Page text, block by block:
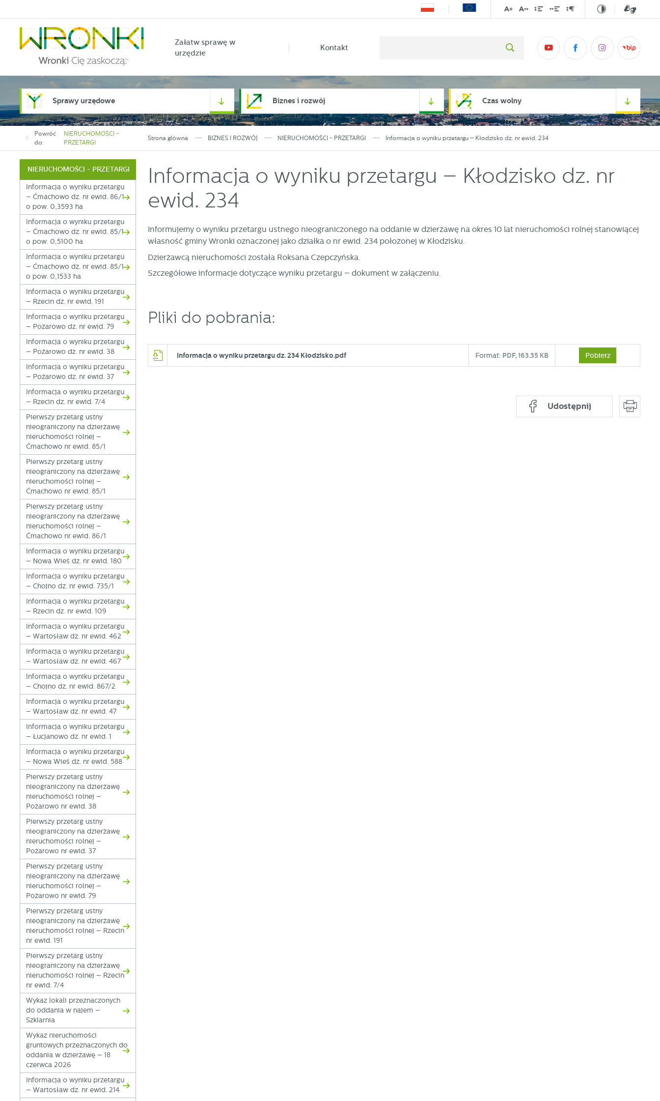
Załatw sprawę w
urzędzie
Kontakt
Sprawy urzędowe Biznes i rozwój Czas wolny
Powróć
do:
NIERUCHOMOŚCI -
PRZETARGI
Strona główna BIZNES I ROZWÓJ NIERUCHOMOŚCI - PRZETARGI Informacja o wyniku przetargu – Kłodzisko dz. nr ewid. 234
NIERUCHOMOŚCI - PRZETARGI
Informacja o wyniku przetargu
– Ćmachowo dz. nr ewid. 86/1
o pow. 0,3593 ha
Informacja o wyniku przetargu
– Ćmachowo dz. nr ewid. 85/1
o pow. 0,5100 ha
Informacja o wyniku przetargu
– Ćmachowo dz. nr ewid. 85/1
o pow. 0,1533 ha
Informacja o wyniku przetargu
– Rzecin dz. nr ewid. 191
Informacja o wyniku przetargu
– Pożarowo dz. nr ewid. 79
Informacja o wyniku przetargu
– Pożarowo dz. nr ewid. 38
Informacja o wyniku przetargu
– Pożarowo dz. nr ewid. 37
Informacja o wyniku przetargu
– Rzecin dz. nr ewid. 7/4
Pierwszy przetarg ustny
nieograniczony na dzierżawę
nieruchomości rolnej –
Ćmachowo nr ewid. 85/1
Pierwszy przetarg ustny
nieograniczony na dzierżawę
nieruchomości rolnej –
Ćmachowo nr ewid. 85/1
Pierwszy przetarg ustny
nieograniczony na dzierżawę
nieruchomości rolnej –
Ćmachowo nr ewid. 86/1
Informacja o wyniku przetargu
– Nowa Wieś dz. nr ewid. 180
Informacja o wyniku przetargu
– Chojno dz. nr ewid. 735/1
Informacja o wyniku przetargu
– Rzecin dz. nr ewid. 109
Informacja o wyniku przetargu
– Wartosław dz. nr ewid. 462
Informacja o wyniku przetargu
– Wartosław dz. nr ewid. 467
Informacja o wyniku przetargu
– Chojno dz. nr ewid. 867/2
Informacja o wyniku przetargu
– Wartosław dz. nr ewid. 47
Informacja o wyniku przetargu
– Łucjanowo dz. nr ewid. 1
Informacja o wyniku przetargu
– Nowa Wieś dz. nr ewid. 588
Pierwszy przetarg ustny
nieograniczony na dzierżawę
nieruchomości rolnej –
Pożarowo nr ewid. 38
Pierwszy przetarg ustny
nieograniczony na dzierżawę
nieruchomości rolnej –
Pożarowo nr ewid. 37
Pierwszy przetarg ustny
nieograniczony na dzierżawę
nieruchomości rolnej –
Pożarowo nr ewid. 79
Pierwszy przetarg ustny
nieograniczony na dzierżawę
nieruchomości rolnej – Rzecin
nr ewid. 191
Pierwszy przetarg ustny
nieograniczony na dzierżawę
nieruchomości rolnej – Rzecin
nr ewid. 7/4
Wykaz lokali przeznaczonych
do oddania w najem –
Szklarnia
Wykaz nieruchomości
gruntowych przeznaczonych do
oddania w dzierżawę – 18
czerwca 2026
Informacja o wyniku przetargu
– Wartosław dz. nr ewid. 214
Informacja o wyniku przetargu – Kłodzisko dz. nr
ewid. 234
Informujemy o wyniku przetargu ustnego nieograniczonego na oddanie w dzierżawę na okres 10 lat nieruchomości rolnej stanowiącej
własność gminy Wronki oznaczonej jako działka o nr ewid. 234 położonej w Kłodzisku.
Dzierżawcą nieruchomości została Roksana Czepczyńska.
Szczegółowe informacje dotyczące wyniku przetargu – dokument w załączeniu.
Pliki do pobrania:
Informacja o wyniku przetargu dz. 234 Kłodzisko.pdf Format: PDF, 163.35 KB Pobierz
Udostępnij